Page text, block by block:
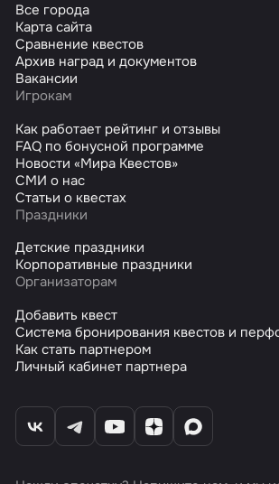
Все города
Карта сайта
Сравнение квестов
Архив наград и документов
Вакансии
Игрокам
Как работает рейтинг и отзывы
FAQ по бонусной программе
Новости «Мира Квестов»
СМИ о нас
Статьи о квестах
Праздники
Детские праздники
Корпоративные праздники
Организаторам
Добавить квест
Система бронирования квестов и
Как стать партнером
Личный кабинет партнера